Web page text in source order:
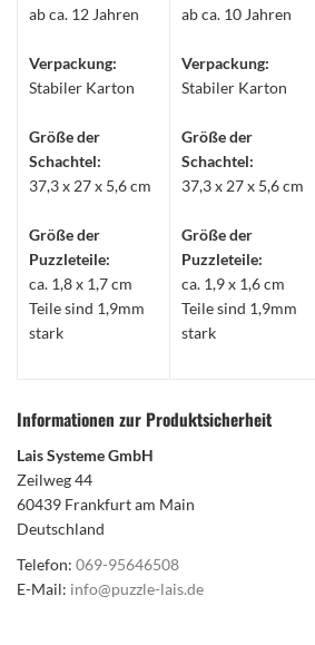
ab ca. 12 Jahren
Verpackung:
Stabiler Karton
Größe der
Schachtel:
37,3 x 27 x 5,6 cm
Größe der
Puzzleteile:
ca. 1,8 x 1,7 cm
Teile sind 1,9mm
stark
ab ca. 10 Jahren
Verpackung:
Stabiler Karton
Größe der
Schachtel:
37,3 x 27 x 5,6 cm
Größe der
Puzzleteile:
ca. 1,9 x 1,6 cm
Teile sind 1,9mm
stark
Informationen zur Produktsicherheit
Lais Systeme GmbH
Zeilweg 44
60439 Frankfurt am Main
Deutschland
Telefon: 069-95646508
E-Mail: info@puzzle-lais.de